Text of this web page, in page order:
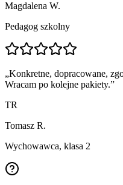
Magdalena W.
Pedagog szkolny
„Konkretne, dopracowane,
Wracam po kolejne pakiety.”
TR
Tomasz R.
Wychowawca, klasa 2